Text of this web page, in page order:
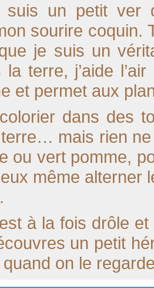
un petit ver
sourire coquin.
je suis un
la terre, j’aide
et permet aux
dans des
mais rien ne
ou vert pomme,
même alterner
à la fois drôle
un petit
on le